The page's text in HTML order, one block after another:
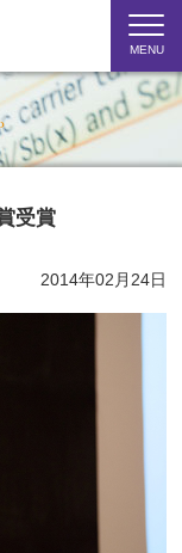
MENU
受賞
2014年02月24日